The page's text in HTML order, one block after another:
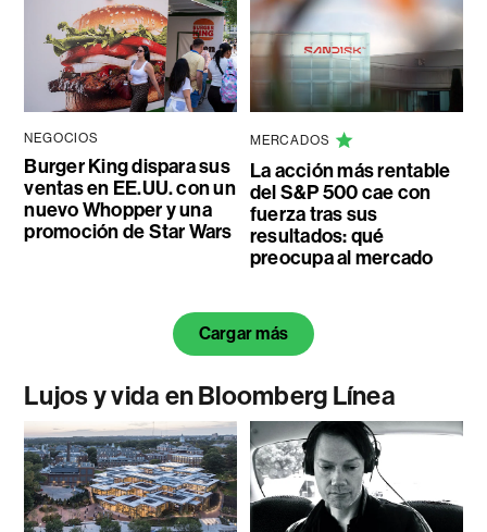
NEGOCIOS
Burger King dispara sus
ventas en EE.UU. con un
nuevo Whopper y una
promoción de Star Wars
MERCADOS
La acción más rentable
del S&P 500 cae con
fuerza tras sus
resultados: qué
preocupa al mercado
Cargar más
Lujos y vida en Bloomberg Línea